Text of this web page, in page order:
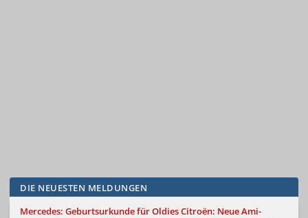
DIE NEUESTEN MELDUNGEN
Mercedes: Geburtsurkunde für OldiesCitroën: Neue Ami-